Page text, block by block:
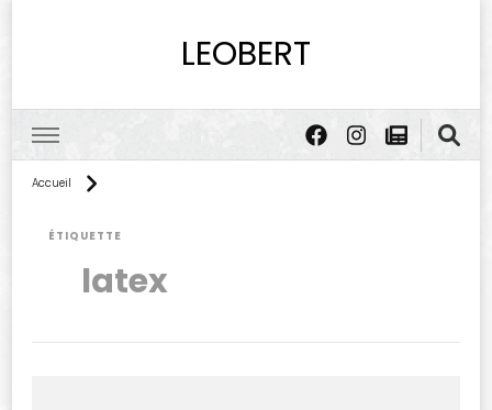
LEOBERT
Accueil
ÉTIQUETTE
latex